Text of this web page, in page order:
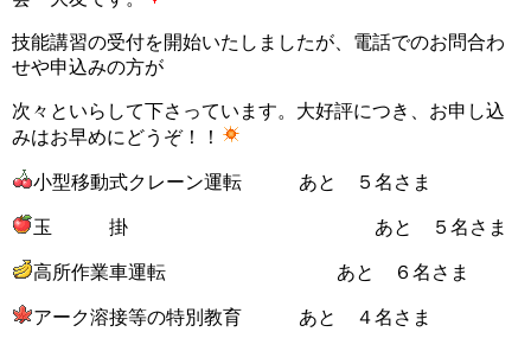
技能講習の受付を開始いたしましたが、電話でのお問合わ
せや申込みの方が
次々といらして下さっています。大好評につき、お申し込
みはお早めにどうぞ！！
小型移動式クレーン運転 あと ５名さま
玉 掛 あと ５名さま
高所作業車運転 あと ６名さま
アーク溶接等の特別教育 あと ４名さま